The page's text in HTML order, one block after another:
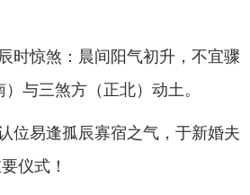
时惊煞 ：晨间阳气初升，不宜骤
与三煞方（正北）动土。
位易逢孤辰寡宿之气，于新婚夫
仪式！